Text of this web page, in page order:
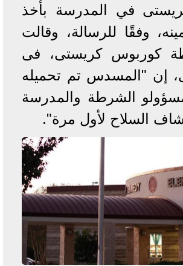
في المدرسة بأخذ
وفقًا للرسالة، وقالت
كوربوس كريستى، فى
إن "المسدس تم تحميله
الشرطة والمدرسة
السلاح لأول مرة".